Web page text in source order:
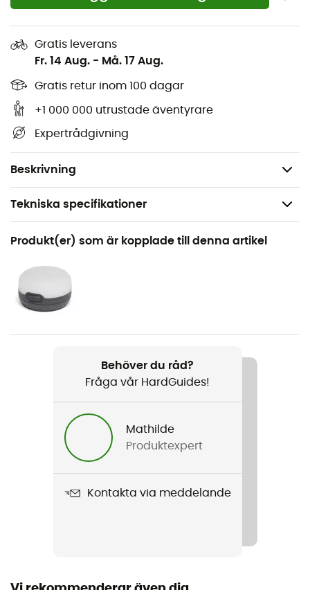
Gratis leverans
Fr. 14 Aug. - Må. 17 Aug.
Gratis retur inom 100 dagar
+1 000 000 utrustade äventyrare
Expertrådgivning
Beskrivning
Sammenpakkede dimensioner: 13x20 cm / 11x20 cm
(regular) / 14x22 cm (wide long)
Type af liggeunderlag: Oppusteligt
Dimensioner: 51x198 cm (long) / 51x183 cm (regular)
/ 64x198 cm (wide long)
Vægt: 585g (long) / 540g (regular) / 720g (wide
long)
Tekniska specifikationer
Rekommenderad för
Camping / Bivack
Kön
Herr / Dam
Produktnamn
Produkt(er) som är kopplade till denna artikel
Behöver du råd?
Fråga vår HardGuides!
Mathilde
Produktexpert
Kontakta via meddelande